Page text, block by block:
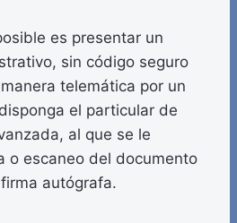
es presentar un
sin código seguro
telemática por un
el particular de
al que se le
o escaneo del documento
autógrafa.